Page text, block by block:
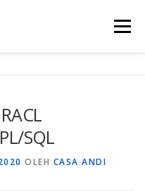
Menu
EVALUASI
SQL
OLEH CASA ANDI